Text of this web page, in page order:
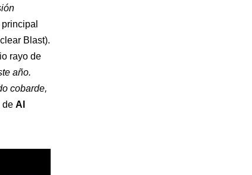
Blast).
rayo de
año.
cobarde,
de Al